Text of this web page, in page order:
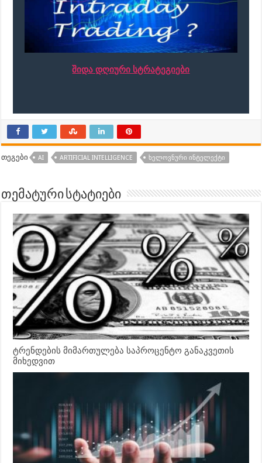
შიდა დღიური სტრატეგიები
თეგები AI ARTIFICIAL INTELLIGENCE ᲮᲔᲚᲝᲕᲜᲣᲠᲘ ᲘᲜᲢᲔᲚᲔᲥᲢᲘ
თემატური სტატიები
ტრენდების მიმართულება საპროცენტო განაკვეთის
მიხედვით